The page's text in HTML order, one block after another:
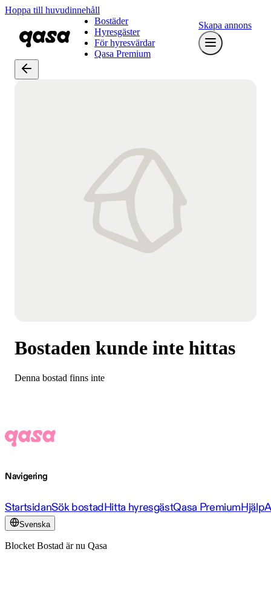
Hoppa till huvudinnehåll
Bostäder
Hyresgäster
För hyresvärdar
Qasa Premium
Skapa annons
Bostaden kunde inte hittas
Denna bostad finns inte
Navigering
StartsidanSök bostadHitta hyresgästQasa PremiumHjälp
Svenska
Blocket Bostad är nu Qasa